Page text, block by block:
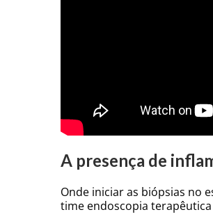
A presença de
Onde iniciar as biópsias no
time endoscopia